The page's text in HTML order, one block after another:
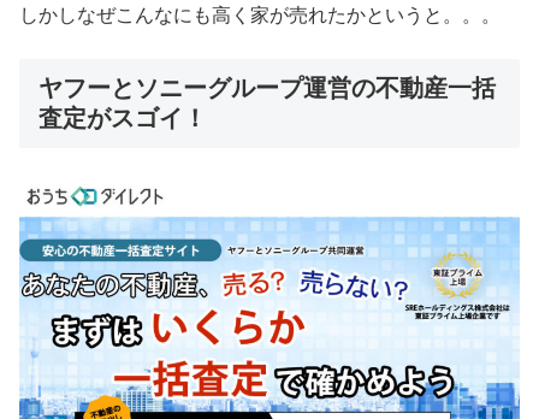
しかしなぜこんなにも高く家が売れたかというと。。。
ヤフーとソニーグループ運営の不動産一括
査定がスゴイ！